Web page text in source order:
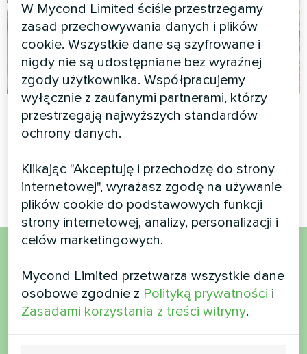
Mieszkanie
Klimakonwektor
artystów, seria Glass
Budynek
standardowa seria MCU
Chcesz kupić lub masz
pytania?
W Mycond Limited ściśle przestrzegamy
zasad przechowywania danych i plików
cookie. Wszystkie dane są szyfrowane i
nigdy nie są udostępniane bez wyraźnej
zgody użytkownika. Współpracujemy
wyłącznie z zaufanymi partnerami, którzy
przestrzegają najwyższych standardów
ochrony danych.
Klikając "Akceptuję i przechodzę do strony
internetowej", wyrażasz zgodę na używanie
plików cookie do podstawowych funkcji
strony internetowej, analizy, personalizacji i
celów marketingowych.
Mycond Limited przetwarza wszystkie dane
osobowe zgodnie z Polityką prywatności i
Zasadami korzystania z treści witryny.